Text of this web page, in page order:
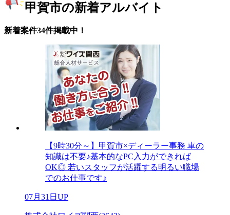
甲賀市の新着アルバイト
新着案件34件掲載中！
【9時30分～】甲賀市×ディーラー事務 車の
知識は不要♪基本的なPC入力ができれば
OK◎ 若いスタッフが活躍する明るい職場
でのお仕事です♪
07月31日UP